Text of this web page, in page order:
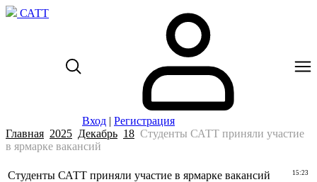
САТТ
Вход | Регистрация
Главная 2025 Декабрь 18 Студенты САТТ приняли участие
в ярмарке вакансий
15:23
Студенты САТТ приняли участие в ярмарке вакансий